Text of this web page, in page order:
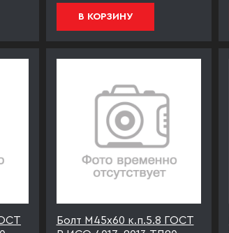
В КОРЗИНУ
Болт М45х60 к.п.5.8 ГОСТ